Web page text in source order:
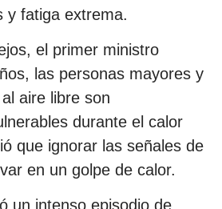
y fatiga extrema.
el primer ministro
las personas mayores y
aire libre son
durante el calor
que ignorar las señales de
en un golpe de calor.
un intenso episodio de